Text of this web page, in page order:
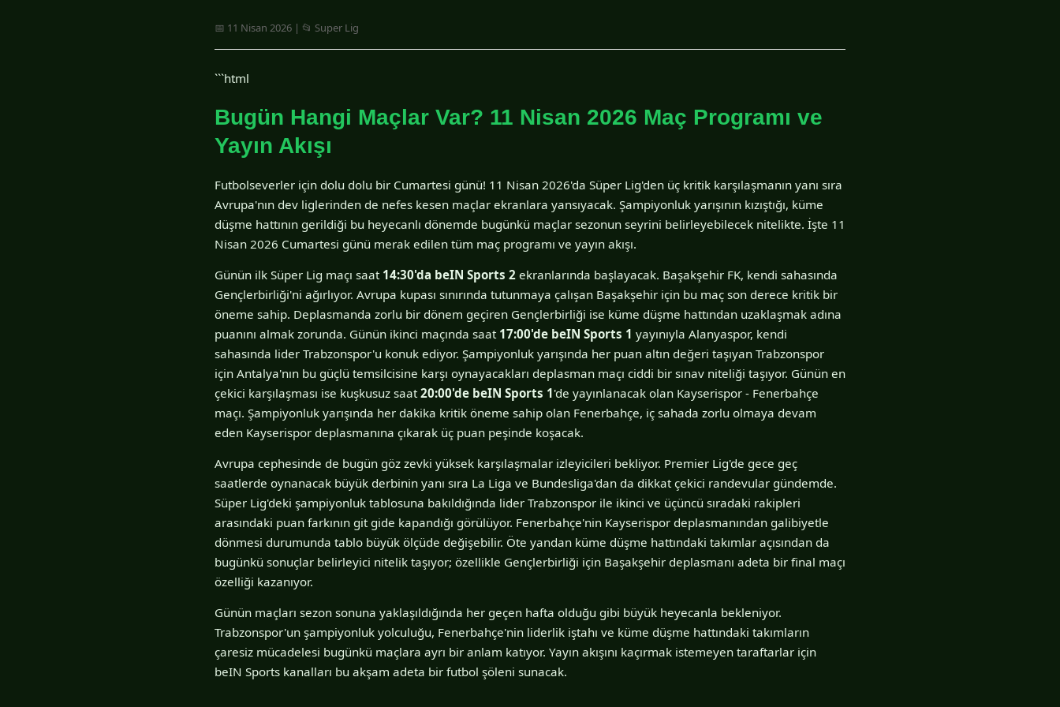
📅 11 Nisan 2026 | 📂 Super Lig
```html
Bugün Hangi Maçlar Var? 11 Nisan 2026 Maç Programı ve
Yayın Akışı
Futbolseverler için dolu dolu bir Cumartesi günü! 11 Nisan 2026'da Süper Lig'den üç kritik karşılaşmanın yanı sıra
Avrupa'nın dev liglerinden de nefes kesen maçlar ekranlara yansıyacak. Şampiyonluk yarışının kızıştığı, küme
düşme hattının gerildiği bu heyecanlı dönemde bugünkü maçlar sezonun seyrini belirleyebilecek nitelikte. İşte 11
Nisan 2026 Cumartesi günü merak edilen tüm maç programı ve yayın akışı.
Günün ilk Süper Lig maçı saat 14:30'da beIN Sports 2 ekranlarında başlayacak. Başakşehir FK, kendi sahasında
Gençlerbirliği'ni ağırlıyor. Avrupa kupası sınırında tutunmaya çalışan Başakşehir için bu maç son derece kritik bir
öneme sahip. Deplasmanda zorlu bir dönem geçiren Gençlerbirliği ise küme düşme hattından uzaklaşmak adına
puanını almak zorunda. Günün ikinci maçında saat 17:00'de beIN Sports 1 yayınıyla Alanyaspor, kendi
sahasında lider Trabzonspor'u konuk ediyor. Şampiyonluk yarışında her puan altın değeri taşıyan Trabzonspor
için Antalya'nın bu güçlü temsilcisine karşı oynayacakları deplasman maçı ciddi bir sınav niteliği taşıyor. Günün en
çekici karşılaşması ise kuşkusuz saat 20:00'de beIN Sports 1'de yayınlanacak olan Kayserispor - Fenerbahçe
maçı. Şampiyonluk yarışında her dakika kritik öneme sahip olan Fenerbahçe, iç sahada zorlu olmaya devam
eden Kayserispor deplasmanına çıkarak üç puan peşinde koşacak.
Avrupa cephesinde de bugün göz zevki yüksek karşılaşmalar izleyicileri bekliyor. Premier Lig'de gece geç
saatlerde oynanacak büyük derbinin yanı sıra La Liga ve Bundesliga'dan da dikkat çekici randevular gündemde.
Süper Lig'deki şampiyonluk tablosuna bakıldığında lider Trabzonspor ile ikinci ve üçüncü sıradaki rakipleri
arasındaki puan farkının git gide kapandığı görülüyor. Fenerbahçe'nin Kayserispor deplasmanından galibiyetle
dönmesi durumunda tablo büyük ölçüde değişebilir. Öte yandan küme düşme hattındaki takımlar açısından da
bugünkü sonuçlar belirleyici nitelik taşıyor; özellikle Gençlerbirliği için Başakşehir deplasmanı adeta bir final maçı
özelliği kazanıyor.
Günün maçları sezon sonuna yaklaşıldığında her geçen hafta olduğu gibi büyük heyecanla bekleniyor.
Trabzonspor'un şampiyonluk yolculuğu, Fenerbahçe'nin liderlik iştahı ve küme düşme hattındaki takımların
çaresiz mücadelesi bugünkü maçlara ayrı bir anlam katıyor. Yayın akışını kaçırmak istemeyen taraftarlar için
beIN Sports kanalları bu akşam adeta bir futbol şöleni sunacak.